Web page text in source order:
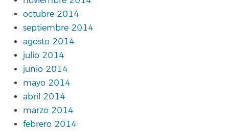
octubre 2014
septiembre 2014
agosto 2014
julio 2014
junio 2014
mayo 2014
abril 2014
marzo 2014
febrero 2014